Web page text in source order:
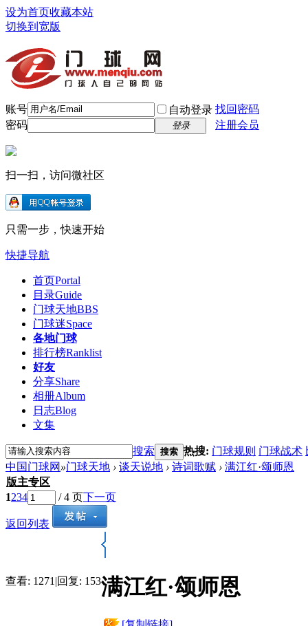
设为首页收藏本站
切换到宽版
账号 自动登录 找回密码
密码
登录 注册会员
扫一扫，访问微社区
只需一步，快速开始
快捷导航
首页Portal
目录Guide
门球天地BBS
门球迷Space
各地门球
排行榜Ranklist
好友
分享Share
相册Album
日志Blog
文集
搜索 搜索 热搜: 门球规则 门球战术
中国门球网 »门球天地 › 谈天说地 › 诗词歌赋 › 满江红·颂师恩
版主专区
1234 / 4 页下一页
返回列表
查看: 1271 |回复: 153满江红·颂师恩